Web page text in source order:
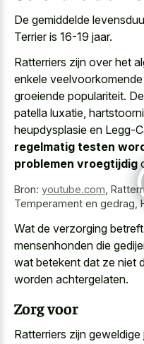
De gemiddelde
Terrier is 16-19 jaar.
Ratterriers zijn over het
enkele
groeiende populariteit.
patella luxatie,
heupdysplasie en Legg-
regelmatig testen
problemen vroegtijdig
Bron: youtube.com
Temperament en gedrag,
Wat de verzorging
mensenhonden die
wat betekent dat ze niet
worden achtergelaten.
Zorg voor
Ratterriers zijn